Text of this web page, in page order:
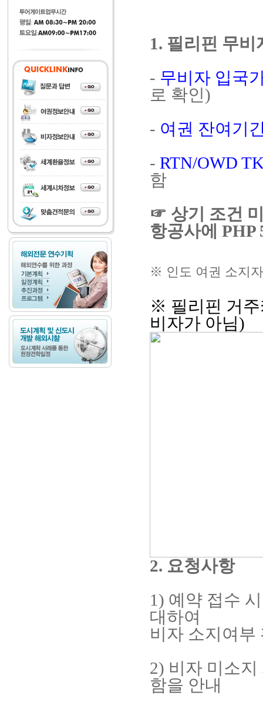
1. 필리핀 무비
- 무비자 입국
로 확인)
- 여권 잔여기
- RTN/OWD
함
☞ 상기 조건
항공사에 PHP
※ 인도 여권 소지
※ 필리핀 거
비자가 아님)
2. 요청사항
1) 예약 접수
대하여
비자 소지여부
2) 비자 미소
함을 안내